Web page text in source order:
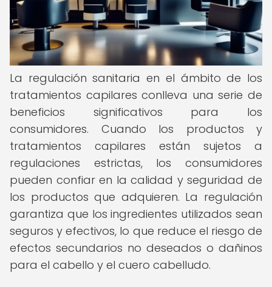
La regulación sanitaria en el ámbito de los
tratamientos capilares conlleva una serie de
beneficios significativos para los
consumidores. Cuando los productos y
tratamientos capilares están sujetos a
regulaciones estrictas, los consumidores
pueden confiar en la calidad y seguridad de
los productos que adquieren. La regulación
garantiza que los ingredientes utilizados sean
seguros y efectivos, lo que reduce el riesgo de
efectos secundarios no deseados o dañinos
para el cabello y el cuero cabelludo.